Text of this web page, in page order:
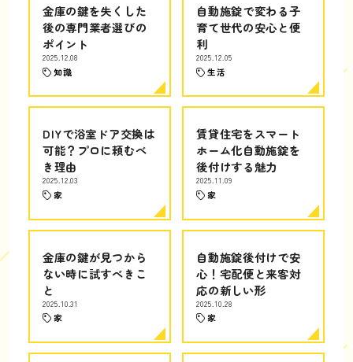
金庫の鍵を失くした
後の専門業者選びの
ポイント
2025.12.08
知識
自動施錠で変わる子
育て世代の安心と便
利
2025.12.05
生活
DIYで浴室ドア交換は
可能？プロに頼むべ
き理由
2025.12.03
家
賃貸住宅をスマート
ホーム化自動施錠を
後付けする魅力
2025.11.09
家
金庫の鍵が見つから
ない時に試すべきこ
と
2025.10.31
家
自動施錠後付けで安
心！宅配便と来客対
応の新しい形
2025.10.28
家